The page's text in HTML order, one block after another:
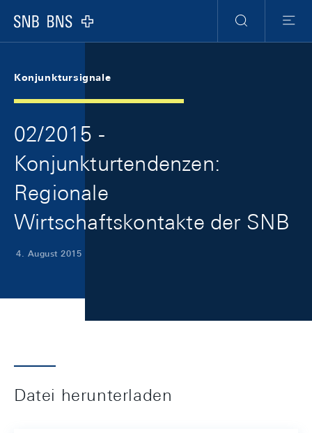
Logo
Suche
Menu
Konjunktursignale
02/2015 -
Konjunkturtendenzen:
Regionale
Wirtschaftskontakte der SNB
4. August 2015
Datei herunterladen